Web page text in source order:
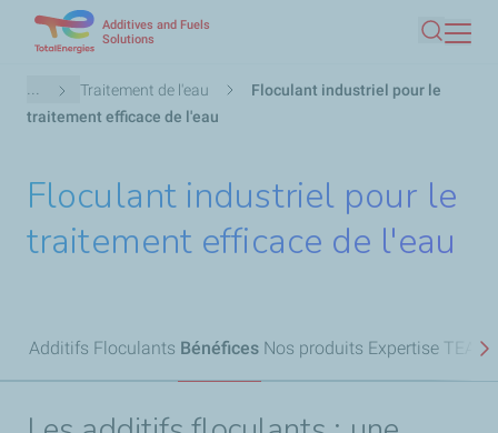
contenu
Additives and Fuels
Solutions
Fil
d'Ariane
... Traitement de l'eau
Floculant industriel pour le
traitement efficace de l'eau
Floculant industriel pour le
traitement efficace de l'eau
Additifs Floculants Bénéfices Nos produits Expertise TEAFS